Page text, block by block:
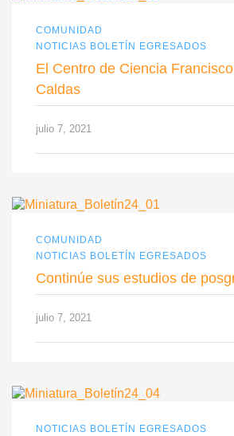
COMUNIDAD
NOTICIAS BOLETÍN EGRESADOS
El Centro de Ciencia
Caldas
julio 7, 2021
COMUNIDAD
NOTICIAS BOLETÍN EGRESADOS
Continúe sus estudios de
julio 7, 2021
NOTICIAS BOLETÍN EGRESADOS